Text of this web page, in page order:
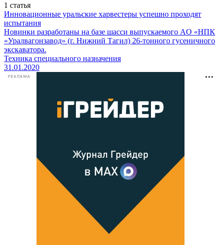
1 статья
Инновационные уральские харвестеры успешно проходят
испытания
Новинки разработаны на базе шасси выпускаемого AO «НПК
«Уралвагонзавод» (г. Нижний Тагил) 26-тонного гусеничного
экскаватора.
Техника специального назначения
31.01.2020
РЕКЛАМА